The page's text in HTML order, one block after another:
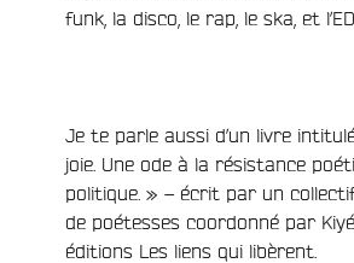
funk, la disco, le rap, le ska, et
Je te parle aussi d’un livre
joie. Une ode à la résistance
politique. » – écrit par un
de poétesses coordonné par
éditions Les liens qui libèrent.